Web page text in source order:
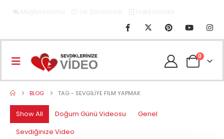
0
BLOG TAG - SEVGILIYE FILM YAPMAK
Show All Doğum Günü Videosu
Genel
Sevdiğinize Video